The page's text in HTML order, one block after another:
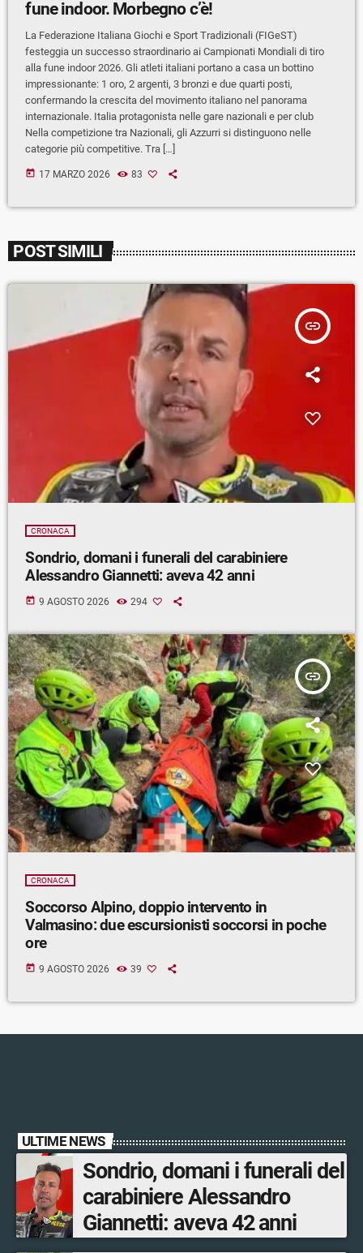
fune indoor. Morbegno c’è!
La Federazione Italiana Giochi e Sport Tradizionali (FIGeST)
festeggia un successo straordinario ai Campionati Mondiali di tiro
alla fune indoor 2026. Gli atleti italiani portano a casa un bottino
impressionante: 1 oro, 2 argenti, 3 bronzi e due quarti posti,
confermando la crescita del movimento italiano nel panorama
internazionale. Italia protagonista nelle gare nazionali e per club
Nella competizione tra Nazionali, gli Azzurri si distinguono nelle
categorie più competitive. Tra […]
today 17 MARZO 2026 83
POST SIMILI
insert_link
CRONACA
Sondrio, domani i funerali del carabiniere
Alessandro Giannetti: aveva 42 anni
today 9 AGOSTO 2026 294
insert_link
CRONACA
Soccorso Alpino, doppio intervento in
Valmasino: due escursionisti soccorsi in poche
ore
today 9 AGOSTO 2026 39
ULTIME NEWS
Sondrio, domani i funerali del
carabiniere Alessandro
Giannetti: aveva 42 anni